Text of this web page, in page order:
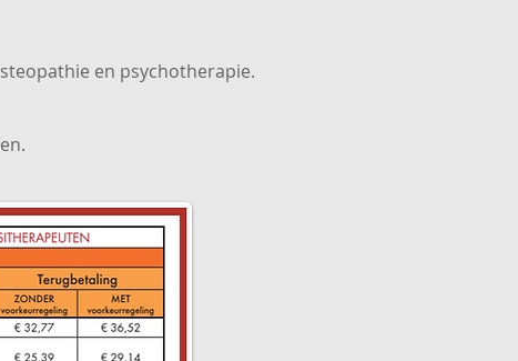
en psychotherapie.